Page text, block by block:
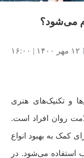
می‌شود؟
۱۲ مهر ۱۴۰۰ | ۱۶:۰۰
و تکنیک‌های هنری
روان افراد است.
کمک به بهبود انواع
استفاده می‌شود. در